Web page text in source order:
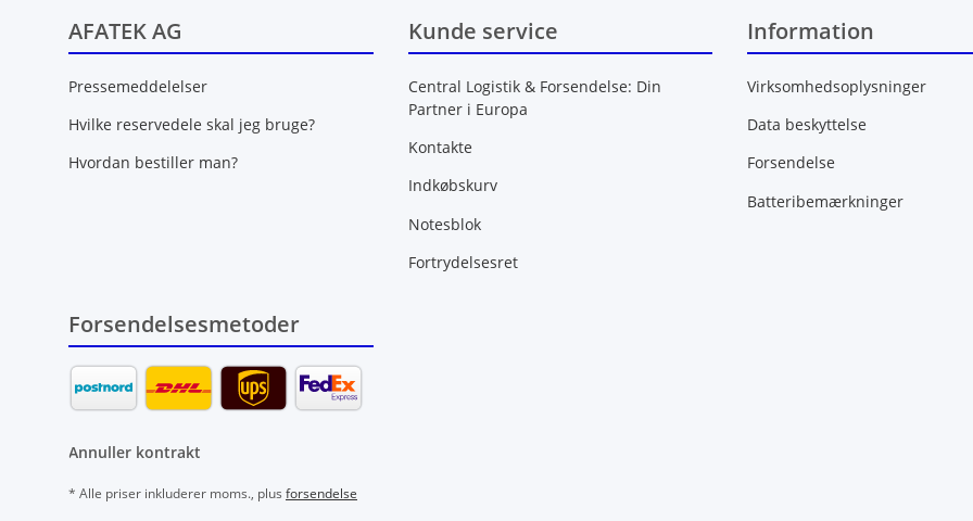
AFATEK AG
Pressemeddelelser
Hvilke reservedele skal jeg bruge?
Hvordan bestiller man?
Kunde service
Central Logistik & Forsendelse: Din
Partner i Europa
Kontakte
Indkøbskurv
Notesblok
Fortrydelsesret
Information
Virksomhedsoplysninger
Data beskyttelse
Forsendelse
Batteribemærkninger
Forsendelsesmetoder
Annuller kontrakt
* Alle priser inkluderer moms., plus forsendelse